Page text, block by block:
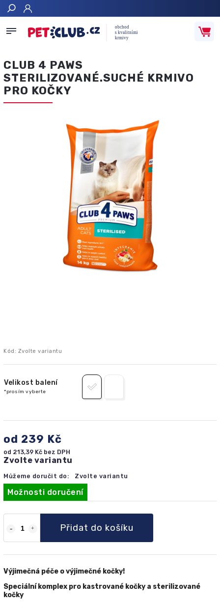
Hledat
CLUB 4 PAWS
STERILIZOVANÉ.SUCHÉ KRMIVO
PRO KOČKY
Kód: Zvolte variantu
Velikost balení
od 239 Kč
od 213,39 Kč bez DPH
Zvolte variantu
Můžeme doručit do: Zvolte variantu
Možnosti doručení
Přidat do košíku
Výjimečná péče o výjimečné kočky!
Speciální komplex pro kastrované kočky a sterilizované
kočky